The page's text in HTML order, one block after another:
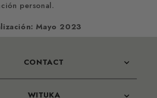
personal.
Mayo 2023
CONTACT
WITUKA